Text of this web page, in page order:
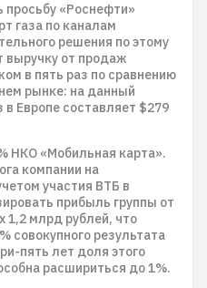
просьбу «Роснефти»
газа по каналам
решения по этому
выручку от продаж
в пять раз по сравнению
рынке: на данный
Европе составляет $279
НКО «Мобильная карта».
компании на
участия ВТБ в
прибыль группы от
1,2 млрд рублей, что
совокупного результата
пять лет доля этого
расшириться до 1%.